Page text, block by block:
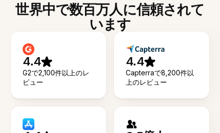
世界中で数百万人に信頼されて
います
4.4
G2で2,100件以上のレ
ビュー
4.4
Capterraで8,200件以
上のレビュー